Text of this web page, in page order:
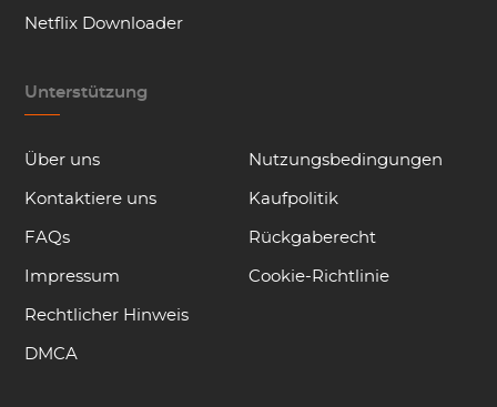
Netflix Downloader
Unterstützung
Über uns
Kontaktiere uns
FAQs
Impressum
Rechtlicher Hinweis
DMCA
Nutzungsbedingungen
Kaufpolitik
Rückgaberecht
Cookie-Richtlinie